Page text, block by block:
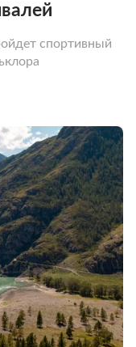
спортивный